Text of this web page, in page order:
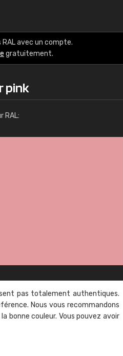
avec un compte.
gratuitement.
pink
RAL:
pas totalement authentiques.
Nous vous recommandons
bonne couleur. Vous pouvez avoir
RAL K7 à base d'eau
216 couleurs RAL Classic
Infos / commande
Guillaume Euvrard